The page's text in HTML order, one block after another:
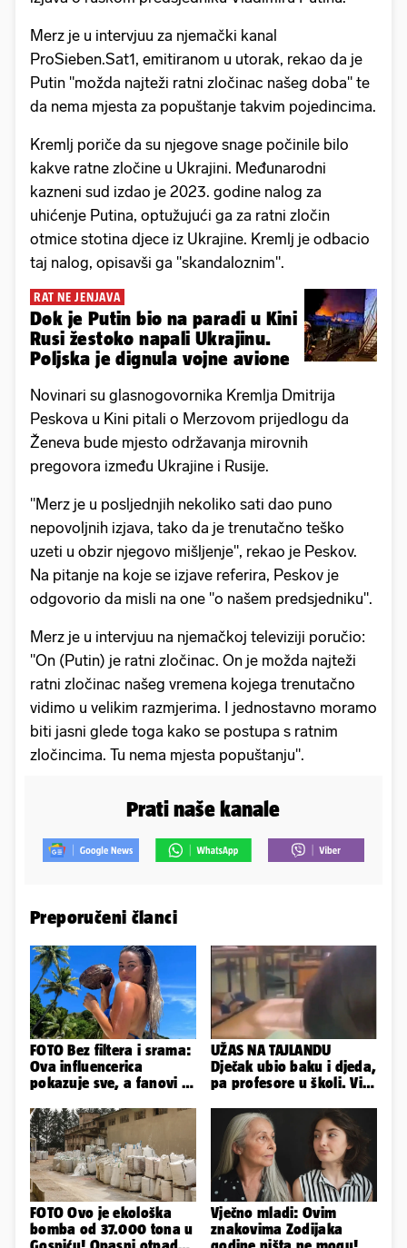
Merz je u intervjuu za njemački kanal
ProSieben.Sat1, emitiranom u utorak, rekao da je
Putin "možda najteži ratni zločinac našeg doba" te
da nema mjesta za popuštanje takvim pojedincima.
Kremlj poriče da su njegove snage počinile bilo
kakve ratne zločine u Ukrajini. Međunarodni
kazneni sud izdao je 2023. godine nalog za
uhićenje Putina, optužujući ga za ratni zločin
otmice stotina djece iz Ukrajine. Kremlj je odbacio
taj nalog, opisavši ga "skandaloznim".
RAT NE JENJAVA
Dok je Putin bio na paradi u Kini
Rusi žestoko napali Ukrajinu.
Poljska je dignula vojne avione
Novinari su glasnogovornika Kremlja Dmitrija
Peskova u Kini pitali o Merzovom prijedlogu da
Ženeva bude mjesto održavanja mirovnih
pregovora između Ukrajine i Rusije.
"Merz je u posljednjih nekoliko sati dao puno
nepovoljnih izjava, tako da je trenutačno teško
uzeti u obzir njegovo mišljenje", rekao je Peskov.
Na pitanje na koje se izjave referira, Peskov je
odgovorio da misli na one "o našem predsjedniku".
Merz je u intervjuu na njemačkoj televiziji poručio:
"On (Putin) je ratni zločinac. On je možda najteži
ratni zločinac našeg vremena kojega trenutačno
vidimo u velikim razmjerima. I jednostavno moramo
biti jasni glede toga kako se postupa s ratnim
zločincima. Tu nema mjesta popuštanju".
Prati naše kanale
Preporučeni članci
FOTO Bez filtera i srama:
Ova influencerica
pokazuje sve, a fanovi je
UŽAS NA TAJLANDU
Dječak ubio baku i djeda,
pa profesore u školi. Više
FOTO Ovo je ekološka
bomba od 37.000 tona u
Vječno mladi: Ovim
znakovima Zodijaka